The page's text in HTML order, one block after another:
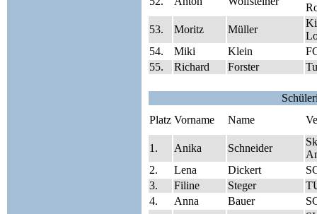
53.
Moritz Müller
54.
Miki Klein
55.
Richard Forster
Platz Vorname Name
1. Anika Schneider
2.
Lena Dickert
3.
Filine Steger
4.
Anna Bauer